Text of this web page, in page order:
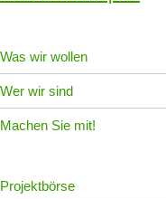
Was wir wollen
Wer wir sind
Machen Sie mit!
Projektbörse